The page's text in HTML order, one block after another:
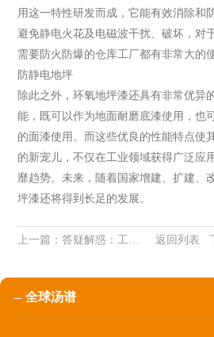
用这一特性研发而成，它能有效消除和
避免静电火花及电磁波干扰、破坏，对
需要防火防爆的仓库工厂都有非常大的
防静电地坪
除此之外，环氧地坪漆还具有非常优异
能，既可以作为地面耐磨底漆使用，也
的面漆使用。而这些优良的性能特点使
的新宠儿，不仅在工业领域获得广泛应
靡趋势。未来，随着国家增建、扩建、
坪漆还将得到长足的发展。
上一篇：答疑解惑：工厂、生产车间地面为什么选择环氧地坪？ 返回列表
全球汤谱